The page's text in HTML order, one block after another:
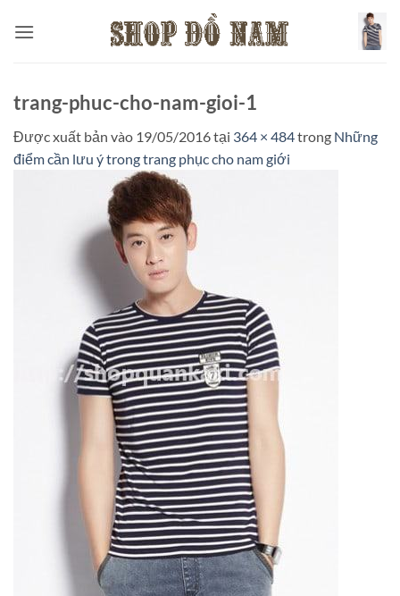
qua
trang-phuc-cho-nam-gioi-1
Được xuất bản vào 19/05/2016tại 364 × 484trong Những
điểm cần lưu ý trong trang phục cho nam giới